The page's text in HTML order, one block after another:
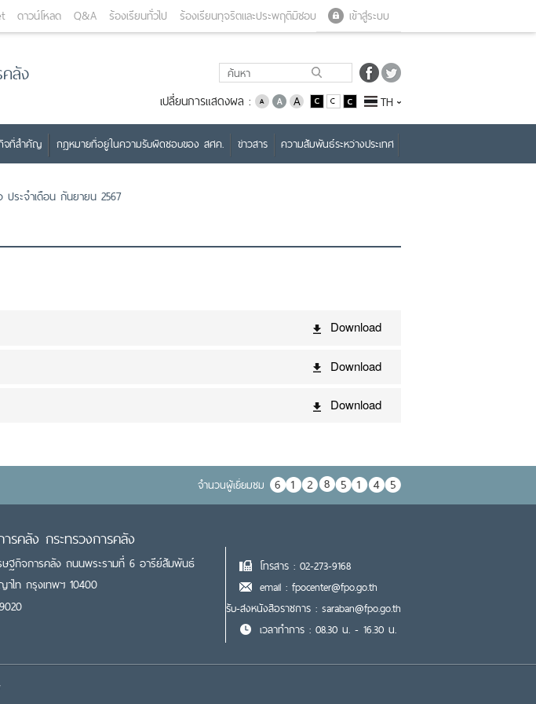
เข้าสู่ระบบ
ดาวน์โหลด Q&A ร้องเรียนทั่วไป ร้องเรียนทุจริตและประพฤติมิชอบ
ลัง
เปลี่ยนการแสดงผล : TH
จที่สำคัญ กฎหมายที่อยู่ในความรับผิดชอบของ สศค. ข่าวสาร ความสัมพันธ์ระหว่างประเทศ
ประจำเดือน กันยายน 2567
Download
Download
Download
จำนวนผู้เยื่ยมชม
รคลัง กระทรวงการคลัง
ษฐกิจการคลัง ถนนพระรามที่ 6 อารีย์สัมพันธ์
ไท กรุงเทพฯ 10400
โทรสาร : 02-273-9168
email : fpocenter@fpo.go.th
รับ-ส่งหนังสือราชการ : saraban@fpo.go.th
เวลาทำการ : 08.30 น. - 16.30 น.